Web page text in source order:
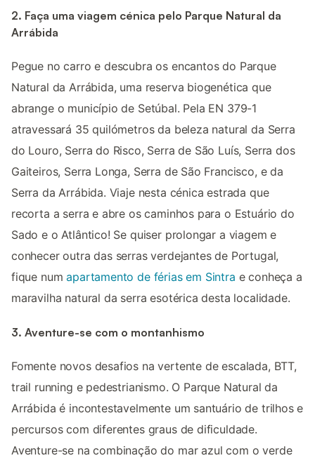
2. Faça uma viagem cénica pelo Parque Natural da
Arrábida
Pegue no carro e descubra os encantos do Parque
Natural da Arrábida, uma reserva biogenética que
abrange o município de Setúbal. Pela EN 379-1
atravessará 35 quilómetros da beleza natural da Serra
do Louro, Serra do Risco, Serra de São Luís, Serra dos
Gaiteiros, Serra Longa, Serra de São Francisco, e da
Serra da Arrábida. Viaje nesta cénica estrada que
recorta a serra e abre os caminhos para o Estuário do
Sado e o Atlântico! Se quiser prolongar a viagem e
conhecer outra das serras verdejantes de Portugal,
fique numapartamento de férias em Sintra e conheça a
maravilha natural da serra esotérica desta localidade.
3. Aventure-se com o montanhismo
Fomente novos desafios na vertente de escalada, BTT,
trail running e pedestrianismo. O Parque Natural da
Arrábida é incontestavelmente um santuário de trilhos e
percursos com diferentes graus de dificuldade.
Aventure-se na combinação do mar azul com o verde